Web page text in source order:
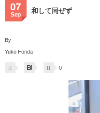
07
Sep 和して同ぜず
By
Yuko Honda
0